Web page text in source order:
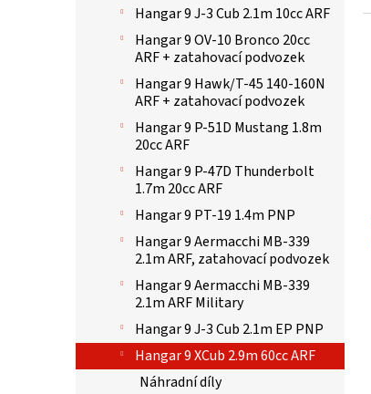
Hangar 9 J-3 Cub 2.1m 10cc ARF
Hangar 9 OV-10 Bronco 20cc
ARF + zatahovací podvozek
Hangar 9 Hawk/T-45 140-160N
ARF + zatahovací podvozek
Hangar 9 P-51D Mustang 1.8m
20cc ARF
Hangar 9 P-47D Thunderbolt
1.7m 20cc ARF
Hangar 9 PT-19 1.4m PNP
Hangar 9 Aermacchi MB-339
2.1m ARF, zatahovací podvozek
Hangar 9 Aermacchi MB-339
2.1m ARF Military
Hangar 9 J-3 Cub 2.1m EP PNP
Hangar 9 XCub 2.9m 60cc ARF
Náhradní díly